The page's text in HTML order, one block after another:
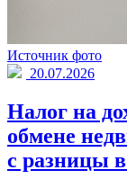
Источник фото
20.07.2026
Налог на
обмене
с разницы